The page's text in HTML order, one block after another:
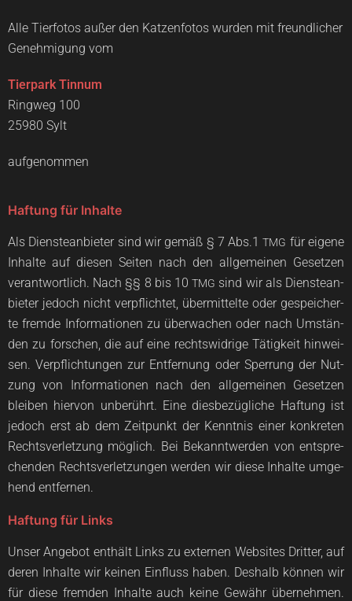
Alle Tier­fo­tos außer den Kat­zen­fo­tos wur­den mit freund­li­cher
Geneh­mi­gung vom
Tier­park Tin­num
Ring­weg 100
25980 Sylt
auf­ge­nom­men
Haftung für Inhalte
Als Diens­te­an­bie­ter sind wir gemäß § 7 Abs.1TMG für eige­ne
Inhal­te auf die­sen Sei­ten nach den all­ge­mei­nen Geset­zen
ver­ant­wort­lich. Nach §§ 8 bis 10TMG sind wir als Diens­te­an­
bie­ter jedoch nicht ver­pflich­tet, über­mit­tel­te oder gespei­cher­
te frem­de Infor­ma­tio­nen zu über­wa­chen oder nach Umstän­
den zu for­schen, die auf eine rechts­wid­ri­ge Tätig­keit hin­wei­
sen. Ver­pflich­tun­gen zur Ent­fer­nung oder Sper­rung der Nut­
zung von Infor­ma­tio­nen nach den all­ge­mei­nen Geset­zen
blei­ben hier­von unbe­rührt. Eine dies­be­züg­li­che Haf­tung ist
jedoch erst ab dem Zeit­punkt der Kennt­nis einer kon­kre­ten
Rechts­ver­let­zung mög­lich. Bei Bekannt­wer­den von ent­spre­
chen­den Rechts­ver­let­zun­gen wer­den wir die­se Inhal­te umge­
hend entfernen.
Haftung für Links
Unser Ange­bot ent­hält Links zu exter­nen Web­sites Drit­ter, auf
deren Inhal­te wir kei­nen Ein­fluss haben. Des­halb kön­nen wir
für die­se frem­den Inhal­te auch kei­ne Gewähr über­neh­men.